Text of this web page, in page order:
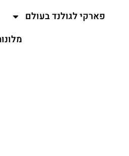
פארקי לגולנד בעולם